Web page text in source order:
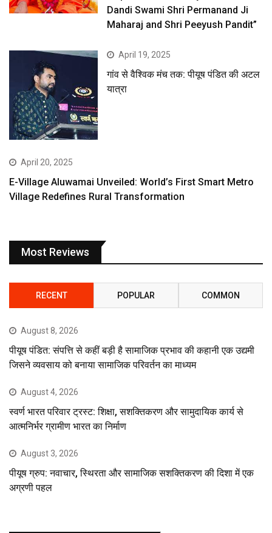
Dandi Swami Shri Permanand Ji
Maharaj and Shri Peeyush Pandit”
April 19, 2025
गांव से वैश्विक मंच तक: पीयूष पंडित की अटल
यात्रा
April 20, 2025
E-Village Aluwamai Unveiled: World’s First Smart Metro
Village Redefines Rural Transformation
Most Reviews
RECENT POPULAR COMMON
August 8, 2026
पीयूष पंडित: संपत्ति से कहीं बड़ी है सामाजिक प्रभाव की कहानी एक उद्यमी
जिसने व्यवसाय को बनाया सामाजिक परिवर्तन का माध्यम
August 4, 2026
स्वर्ण भारत परिवार ट्रस्ट: शिक्षा, सशक्तिकरण और सामुदायिक कार्य से
आत्मनिर्भर ग्रामीण भारत का निर्माण
August 3, 2026
पीयूष ग्रुप: नवाचार, स्थिरता और सामाजिक सशक्तिकरण की दिशा में एक
अग्रणी पहल